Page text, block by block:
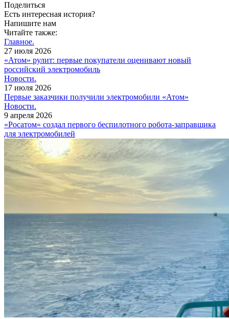
Поделиться
Есть интересная история?
Напишите нам
Читайте также:
Главное.
27 июля 2026
«Атом» рулит: первые покупатели оценивают новый
российский электромобиль
Новости.
17 июля 2026
Первые заказчики получили электромобили «Атом»
Новости.
9 апреля 2026
«Росатом» создал первого беспилотного робота-заправщика
для электромобилей